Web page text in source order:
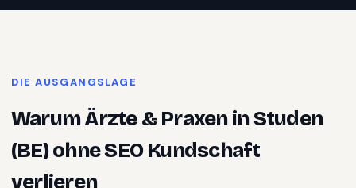
DIE AUSGANGSLAGE
WarumÄrzte & PraxeninStuden
(BE)ohne SEO Kundschaft
verlieren